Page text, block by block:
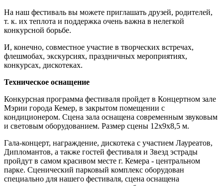
На наш фестиваль вы можете приглашать друзей, родителей,
т. к. их теплота и поддержка очень важна в нелегкой
конкурсной борьбе.
И, конечно, совместное участие в творческих встречах,
флешмобах, экскурсиях, праздничных мероприятиях,
конкурсах, дискотеках.
Техническое оснащение
Конкурсная программа фестиваля пройдет в Концертном зале
Мэрии города Кемер, в закрытом помещении с
кондиционером. Сцена зала оснащена современным звуковым
и световым оборудованием. Размер сцены 12х9х8,5 м.
Гала-концерт, награждение, дискотека с участием Лауреатов,
Дипломантов, а также гостей фестиваля и Звезд эстрады
пройдут в самом красивом месте г. Кемера - центральном
парке. Сценический парковый комплекс оборудован
специально для нашего фестиваля, сцена оснащена